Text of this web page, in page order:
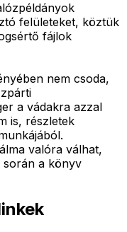
felületeket, köztük
fájlok
nem csoda,
a vádakra azzal
is, részletek
valóra válhat,
során a könyv